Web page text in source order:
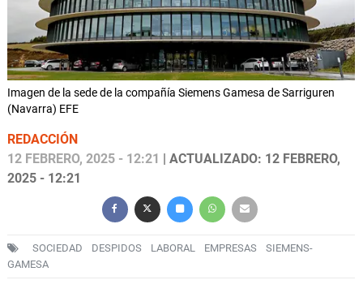
Imagen de la sede de la compañía Siemens Gamesa de Sarriguren
(Navarra) EFE
REDACCIÓN
12 FEBRERO, 2025 - 12:21
| ACTUALIZADO: 12 FEBRERO,
2025 - 12:21
SOCIEDAD DESPIDOS LABORAL EMPRESAS
SIEMENS-
GAMESA